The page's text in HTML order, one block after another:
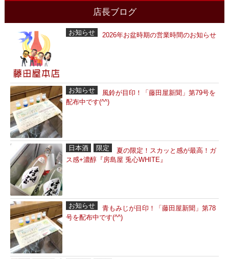
店長ブログ
お知らせ 2026年お盆時期の営業時間のお知らせ
お知らせ
風鈴が目印！「藤田屋新聞」第79号を
配布中です(^^)
日本酒 限定
夏の限定！スカッと感が最高！ガ
ス感+濃醇『房島屋 兎心WHITE』
お知らせ
青もみじが目印！「藤田屋新聞」第78
号を配布中です(^^)